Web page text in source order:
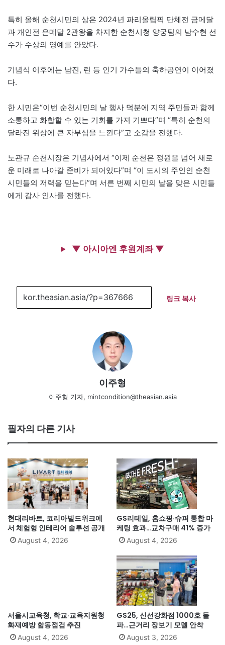
특히 올해 순천시민의 상은 2024년 파리올림픽 단체전 금메달
과 개인전 은메달 2관왕을 차지한 순천시청 양궁팀의 남수현 선
수가 수상의 영예를 안았다.
기념식 이후에는 남진, 린 등 인기 가수들의 축하공연이 이어졌
다.
한 시민은“이번 순천시민의 날 행사 덕분에 지역 주민들과 함께
소통하고 화합할 수 있는 기회를 가져 기쁘다”며 “특히 순천의
달라진 위상에 큰 자부심을 느낀다”고 소감을 전했다.
노관규 순천시장은 기념사에서 “이제 순천은 정원을 넘어 새로
운 미래로 나아갈 준비가 되어있다”며 “이 도시의 주인인 순천
시민들의 저력을 믿는다”며 서른 번째 시민의 날을 맞은 시민들
에게 감사 인사를 전했다.
▼ 아시아엔 후원계좌 ▼
링크 복사
이주형
이주형 기자, mintcondition@theasian.asia
필자의 다른 기사
현대리바트, 코리아빌드위크에
서 체험형 인테리어 솔루션 공개
August 4, 2026
GS리테일, 홈쇼핑·슈퍼 통합 마
케팅 효과…교차구매 41% 증가
August 4, 2026
서울시교육청, 학교·교육지원청
화재예방 합동점검 추진
August 4, 2026
GS25, 신선강화점 1000호 돌
파…근거리 장보기 모델 안착
August 3, 2026